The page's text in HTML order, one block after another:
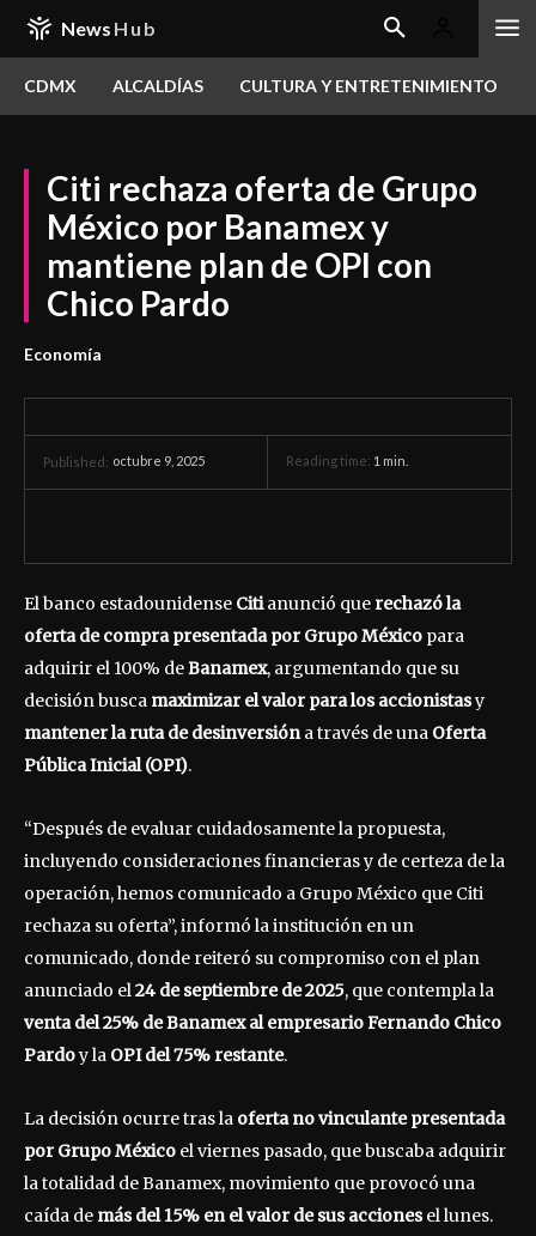
News Hub
CDMX ALCALDÍAS CULTURA Y ENTRETENIMIENTO
Citi rechaza oferta de Grupo
México por Banamex y
mantiene plan de OPI con
Chico Pardo
Economía
Published: octubre 9, 2025 Reading time: 1 min.
El banco estadounidense Citianunció que rechazó la
oferta de compra presentada por Grupo México para
adquirir el 100% deBanamex, argumentando que su
decisión busca maximizar el valor para los accionistasy
mantener la ruta de desinversióna través de una Oferta
Pública Inicial (OPI).
“Después de evaluar cuidadosamente la propuesta,
incluyendo consideraciones financieras y de certeza de la
operación, hemos comunicado a Grupo México que Citi
rechaza su oferta”, informó la institución en un
comunicado, donde reiteró su compromiso con el plan
anunciado el24 de septiembre de 2025, que contempla la
venta del 25% de Banamex al empresario Fernando Chico
Pardoy la OPI del 75% restante.
La decisión ocurre tras la oferta no vinculante presentada
por Grupo México el viernes pasado, que buscaba adquirir
la totalidad de Banamex, movimiento que provocó una
caída de más del 15% en el valor de sus accionesel lunes.